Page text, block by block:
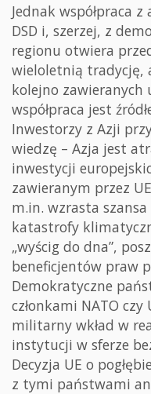
Jednak współpraca
DSD i, szerzej, z
regionu otwiera
wieloletnią tradycję,
kolejno zawieranych
współpraca jest
Inwestorzy z Azji
wiedzę – Azja jest
inwestycji
zawieranym przez
m.in. wzrasta
katastrofy
„wyścig do dna”,
beneficjentów praw
Demokratyczne
członkami NATO
militarny wkład w
instytucji w sferze
Decyzja UE o
z tymi państwami